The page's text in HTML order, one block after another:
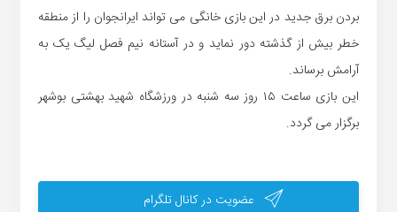
بردن برق جدید در این بازی خانگی می تواند ایرانجوان را از منطقه
خطر بیش از گذشته دور نماید و در آستانه نیم فصل لیگ یک به
آرامش برساند.
این بازی ساعت ۱۵ روز سه شنبه در ورزشگاه شهید بهشتی بوشهر
برگزار می گردد.
عضویت در کانال تلگرام